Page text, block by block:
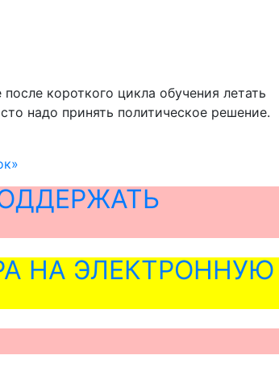
короткого цикла обучения летать
надо принять политическое решение.
НА ЭЛЕКТРОННУЮ